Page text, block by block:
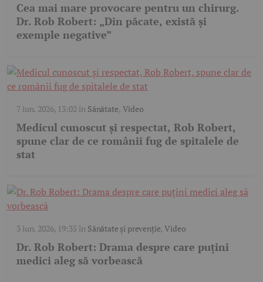
Cea mai mare provocare pentru un chirurg.
Dr. Rob Robert: „Din păcate, există și
exemple negative”
7 iun. 2026, 13:02 în Sănătate, Video
Medicul cunoscut și respectat, Rob Robert,
spune clar de ce românii fug de spitalele de
stat
3 iun. 2026, 19:35 în Sănătate și prevenție,Video
Dr. Rob Robert: Drama despre care puțini
medici aleg să vorbească